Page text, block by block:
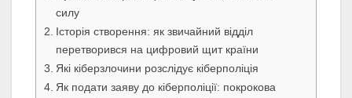
силу
Історія створення: як звичайний відділ
перетворився на цифровий щит країни
Які кіберзлочини розслідує кіберполіція
Як подати заяву до кіберполіції: покрокова